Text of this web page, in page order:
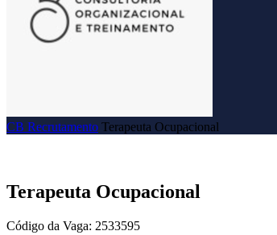
CB Recrutamento Terapeuta Ocupacional
Terapeuta Ocupacional
Código da Vaga: 2533595